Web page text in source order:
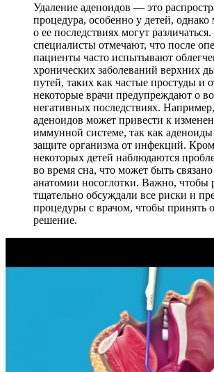
Удаление аденоидов — это
процедура, особенно у детей, однако
о ее последствиях могут
специалисты отмечают, что после
пациенты часто испытывают
хронических заболеваний верхних
путей, таких как частые простуды и
некоторые врачи предупреждают о
негативных последствиях.
аденоидов может привести к
иммунной системе, так как
защите организма от инфекций.
некоторых детей наблюдаются
во время сна, что может быть
анатомии носоглотки. Важно, чтобы
тщательно обсуждали все риски и
процедуры с врачом, чтобы принять
решение.